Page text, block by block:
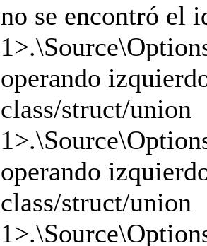
no se encontró el
operando
class/struct/union
operando
class/struct/union